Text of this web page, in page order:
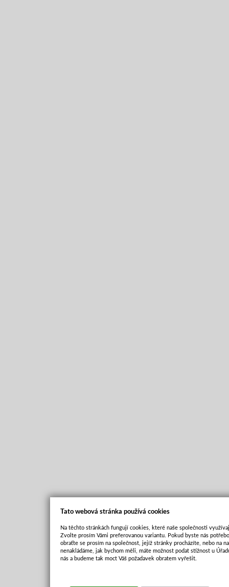
Tato webová stránka používá cookies
Na těchto stránkách fungují cookies, které naše společnosti
Zvolte prosím Vámi preferovanou variantu. Pokud byste nás
obraťte se prosím na společnost, jejíž stránky procházíte, nebo na
nenakládáme, jak bychom měli, máte možnost podat stížnost u
nás a budeme tak moct Váš požadavek obratem vyřešit.